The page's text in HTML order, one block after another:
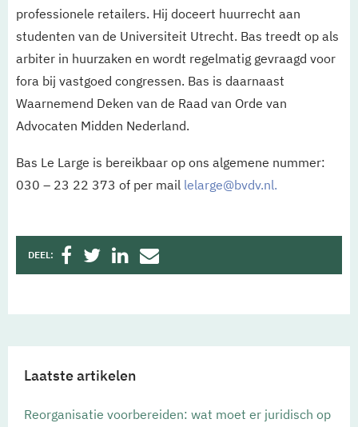
professionele retailers. Hij doceert huurrecht aan
studenten van de Universiteit Utrecht. Bas treedt op als
arbiter in huurzaken en wordt regelmatig gevraagd voor
fora bij vastgoed congressen. Bas is daarnaast
Waarnemend Deken van de Raad van Orde van
Advocaten Midden Nederland.
Bas Le Large is bereikbaar op ons algemene nummer:
030 – 23 22 373 of per mail lelarge@bvdv.nl.
DEEL:
Laatste artikelen
Reorganisatie voorbereiden: wat moet er juridisch op